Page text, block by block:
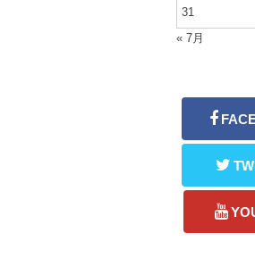
31
« 7月